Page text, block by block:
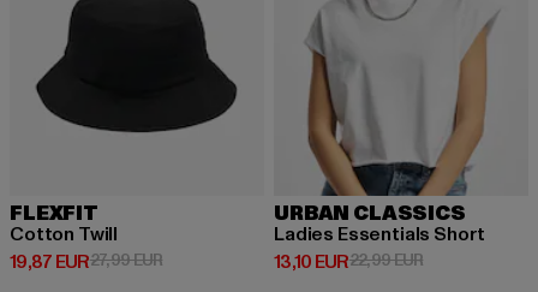
FLEXFIT
Cotton Twill
19,87 EUR
Derzeitiger Preis: 19,87 EUR
27,99 EURAktionspreis: 27,99 EUR
URBAN CLASSICS
Ladies Essentials Short
13,10 EUR
Derzeitiger Preis: 13,10 EUR
22,99 EURAktionspreis: